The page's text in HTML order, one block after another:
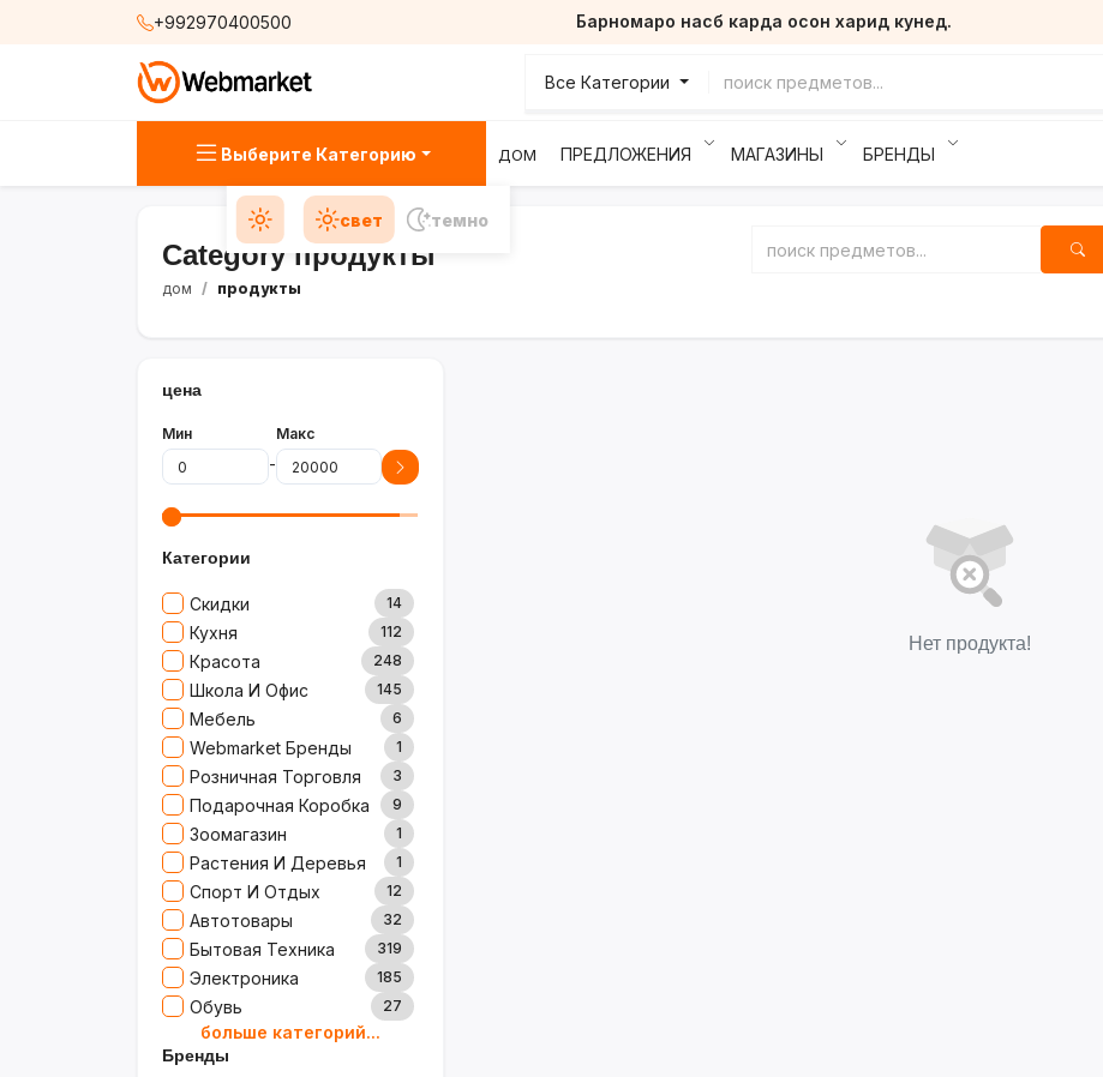
+992970400500 Барномаро насб карда осон харид кунед.
Все Категории
Выберите Категорию ДОМ ПРЕДЛОЖЕНИЯ МАГАЗИНЫ БРЕНДЫ
свет темно
Category продукты
дом продукты
цена
Мин
-
Макс
Категории
Скидки 14
Кухня 112
Красота 248
Школа И Офис 145
Мебель 6
Webmarket Бренды 1
Розничная Торговля 3
Подарочная Коробка 9
Зоомагазин 1
Растения И Деревья 1
Спорт И Отдых 12
Автотовары 32
Бытовая Техника 319
Электроника 185
Обувь 27
Товары Для Дома
Ювелирные Изделия
больше категорий...
Бренды
Нет продукта!